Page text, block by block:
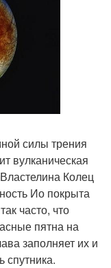
силы трения
вулканическая
Колец
Ио покрыта
часто, что
пятна на
заполняет их и
спутника.